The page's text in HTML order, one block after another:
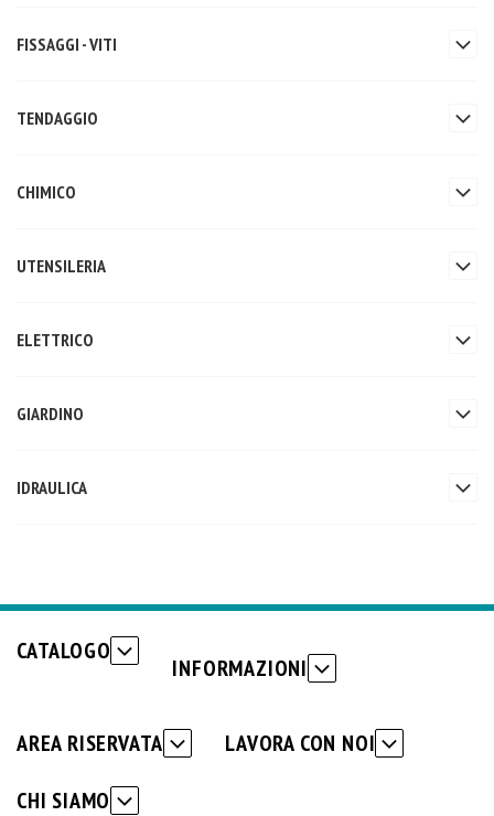
FISSAGGI - VITI
TENDAGGIO
CHIMICO
UTENSILERIA
ELETTRICO
GIARDINO
IDRAULICA
CHI SIAMO
CATALOGO
INFORMAZIONI
AREA RISERVATA LAVORA CON NOI